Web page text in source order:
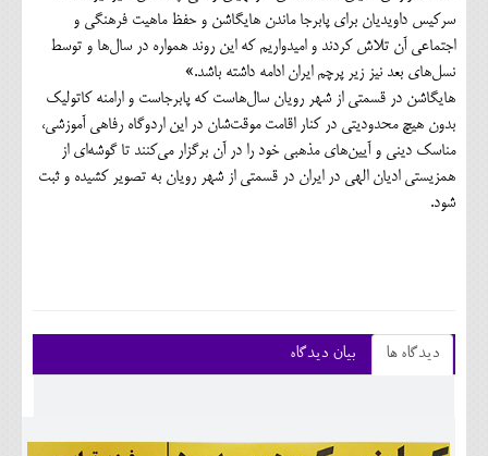
سرکیس داویدیان برای پابرجا ماندن هایگاشن و حفظ ماهیت فرهنگی و
اجتماعی آن تلاش کردند و امیدواریم که این روند همواره در سال‌ها و توسط
نسل‌های بعد نیز زیر پرچم ایران ادامه داشته باشد.»
هایگاشن در قسمتی از شهر رویان سال‌هاست که پابرجاست و ارامنه کاتولیک
بدون هیچ محدودیتی در کنار اقامت موقت‌شان در این اردوگاه رفاهی آموزشی،
مناسک دینی و آیین‌های مذهبی خود را در آن برگزار می‌کنند تا گوشه‌ای از
همزیستی ادیان الهی در ایران در قسمتی از شهر رویان به تصویر کشیده و ثبت
شود.
دیدگاه ها بیان دیدگاه